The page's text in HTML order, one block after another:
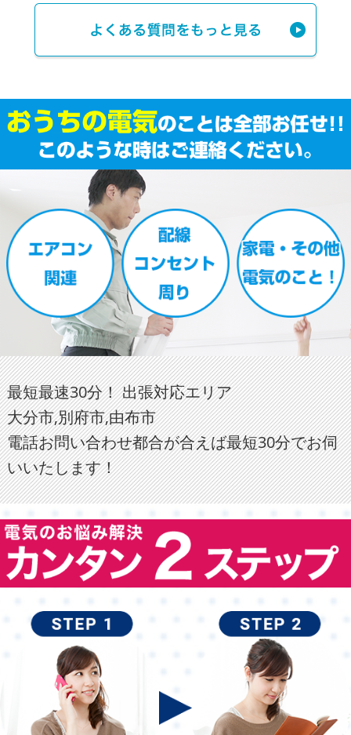
最短最速30分！ 出張対応エリア
大分市,別府市,由布市
電話お問い合わせ都合が合えば最短30分でお伺
いいたします！